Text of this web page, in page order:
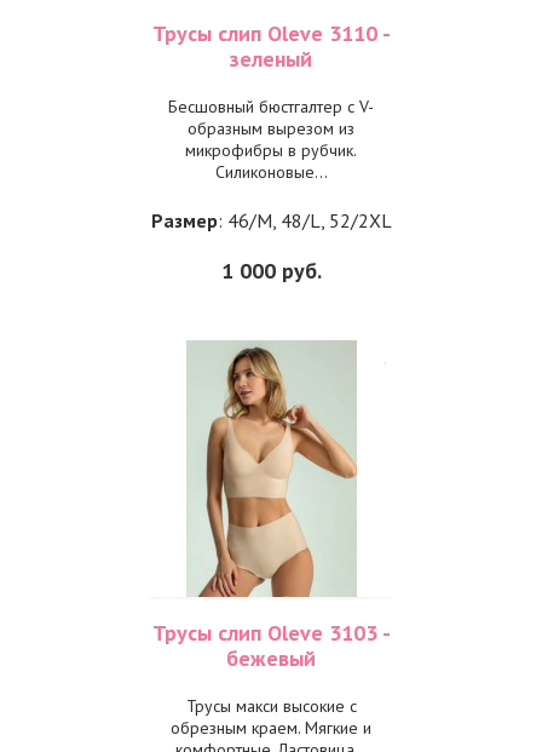
Трусы слип Oleve 3110 -
зеленый
Бесшовный бюстгалтер с V-
образным вырезом из
микрофибры в рубчик.
Силиконовые...
Размер: 46/M, 48/L, 52/2XL
1 000руб.
Трусы слип Oleve 3103 -
бежевый
Трусы макси высокие с
обрезным краем. Мягкие и